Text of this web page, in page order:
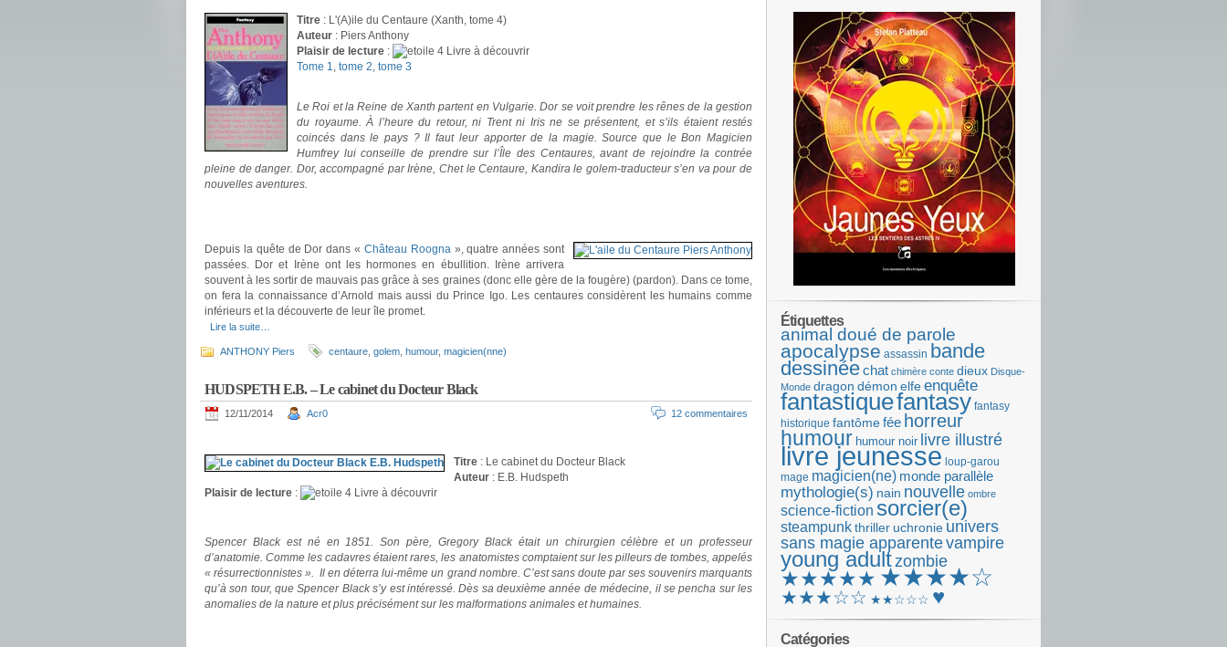
Titre : L'(A)ile du Centaure (Xanth, tome 4)
Auteur : Piers Anthony
Plaisir de lecture :
Livre à découvrir
Tome 1, tome 2, tome 3
Le Roi et la Reine de Xanth partent en Vulgarie. Dor se voit prendre les rênes de la gestion
du royaume. À l’heure du retour, ni Trent ni Iris ne se présentent, et s’ils étaient restés
coincés dans le pays ? Il faut leur apporter de la magie. Source que le Bon Magicien
Humfrey lui conseille de prendre sur l’Île des Centaures, avant de rejoindre la contrée
pleine de danger. Dor, accompagné par Irène, Chet le Centaure, Kandira le golem-traducteur s’en va pour de
nouvelles aventures.
Depuis la quête de Dor dans « Château Roogna», quatre années sont
passées. Dor et Irène ont les hormones en ébullition. Irène arrivera
souvent à les sortir de mauvais pas grâce à ses graines (donc elle gère de la fougère) (pardon). Dans ce tome,
on fera la connaissance d’Arnold mais aussi du Prince Igo. Les centaures considèrent les humains comme
inférieurs et la découverte de leur île promet.
Lire la suite…
ANTHONY Piers centaure golem humour, magicien(nne)
HUDSPETH E.B. – Le cabinet du Docteur Black
12/11/2014 Acr0 12 commentaires
Titre : Le cabinet du Docteur Black
Auteur : E.B. Hudspeth
Plaisir de lecture :
Livre à découvrir
Spencer Black est né en 1851. Son père, Gregory Black était un chirurgien célèbre et un professeur
d’anatomie. Comme les cadavres étaient rares, les anatomistes comptaient sur les pilleurs de tombes, appelés
« résurrectionnistes ». Il en déterra lui-même un grand nombre. C’est sans doute par ses souvenirs marquants
qu’à son tour, que Spencer Black s’y est intéressé. Dès sa deuxième année de médecine, il se pencha sur les
anomalies de la nature et plus précisément sur les malformations animales et humaines.
Étiquettes
animal doué de parole
apocalypse assassin bande
dessinéechat chimère conte dieux Disque-
Monde dragon démon elfeenquête
fantastiquefantasy fantasy
historique fantômefée horreur
humour humour noir livre illustré
livre jeunesse loup-garou
mage magicien(ne) monde parallèle
mythologie(s) nain nouvelle ombre
science-fiction sorcier(e)
steampunkthriller uchronie univers
sans magie apparentevampire
young adultzombie
★★★★★ ★★★★☆
★★★☆☆ ★★☆☆☆ ♥
Catégories